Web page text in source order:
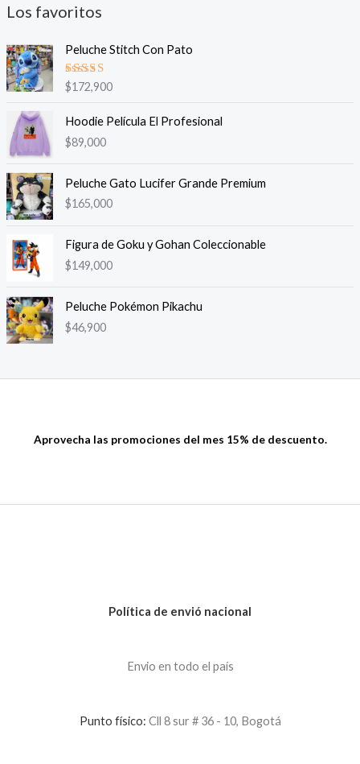
Los favoritos
Peluche Stitch Con Pato
Valorado
en
5.00
$172,900
Hoodie Película El Profesional
$89,000
Peluche Gato Lucifer Grande Premium
$165,000
Figura de Goku y Gohan Coleccionable
$149,000
Peluche Pokémon Pikachu
$46,900
Aprovecha las promociones del mes 15% de descuento.
Política de envió nacional
Envio en todo el país
Punto físico: Cll 8 sur # 36 - 10, Bogotá